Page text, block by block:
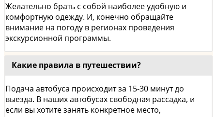
Желательно брать с собой наиболее удобную и
комфортную одежду. И, конечно обращайте
внимание на погоду в регионах проведения
экскурсионной программы.
Какие правила в путешествии?
Подача автобуса происходит за 15-30 минут до
выезда. В наших автобусах свободная рассадка, и
если вы хотите занять конкретное место,